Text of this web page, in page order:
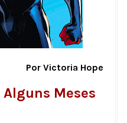
Por Victoria Hope
Meses